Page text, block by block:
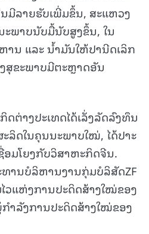
ມີລາຍຮັບເພີ່ມຂຶ້ນ, ສະແຫວງ
ພາບນັບມື້ນັບສູງຂຶ້ນ, ໃນ
ານ ແລະ ນ້ຳມັນໃຫ້ປານີດເລິກ
ງສຸຂະພາບມີຕະຫຼາດອັນ
ຕ່າງປະເທດໄດ້ເລັ່ງລັດລົງທຶນ
ະລິດໃນຄຸນນະພາບໃໝ່, ໄດ້ປາະ
ມໂຍງກັບວິສາຫະກິດຈີນ.
ານບໍລິຫານງານກຸ່ມບໍລິສັດZF
ວແຫ່ງການປະດິດສ້າງໃໝ່ຂອງ
ຳລັງການປະດິດສ້າງໃໝ່ຂອງ